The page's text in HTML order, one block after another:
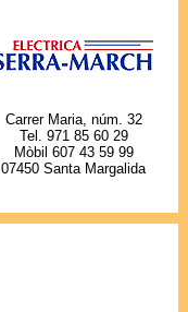
Carrer Maria, núm. 32
Tel. 971 85 60 29
Mòbil 607 43 59 99
07450 Santa Margalida